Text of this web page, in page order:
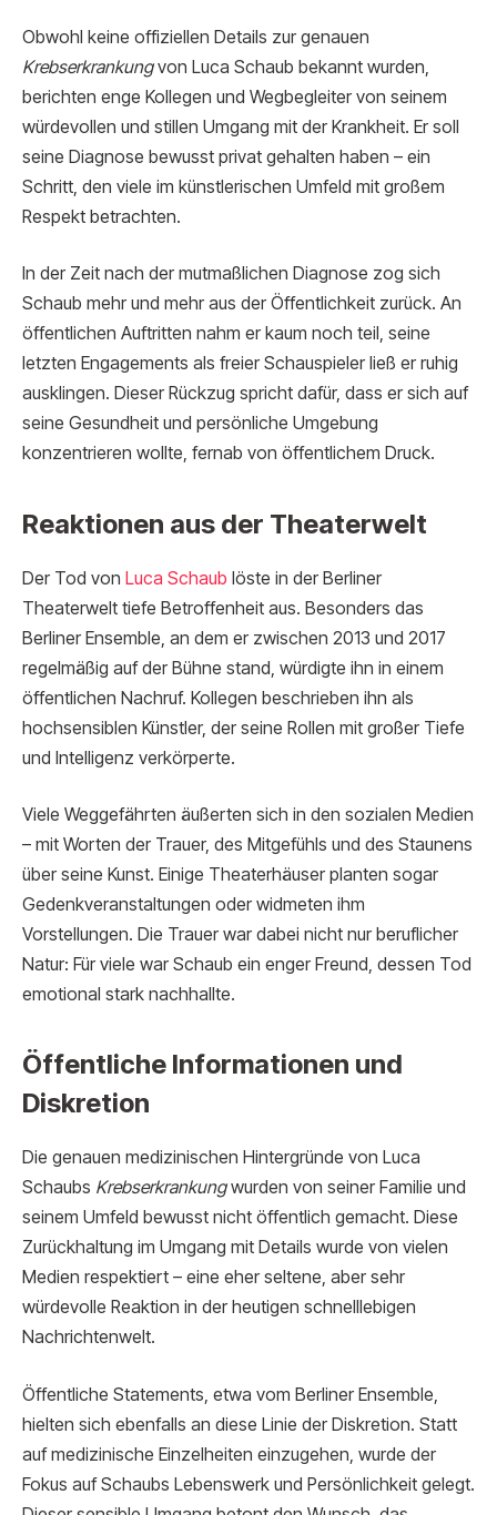
Obwohl keine offiziellen Details zur genauen
Krebserkrankungvon Luca Schaub bekannt wurden,
berichten enge Kollegen und Wegbegleiter von seinem
würdevollen und stillen Umgang mit der Krankheit. Er soll
seine Diagnose bewusst privat gehalten haben – ein
Schritt, den viele im künstlerischen Umfeld mit großem
Respekt betrachten.
In der Zeit nach der mutmaßlichen Diagnose zog sich
Schaub mehr und mehr aus der Öffentlichkeit zurück. An
öffentlichen Auftritten nahm er kaum noch teil, seine
letzten Engagements als freier Schauspieler ließ er ruhig
ausklingen. Dieser Rückzug spricht dafür, dass er sich auf
seine Gesundheit und persönliche Umgebung
konzentrieren wollte, fernab von öffentlichem Druck.
Reaktionen aus der Theaterwelt
Der Tod von Luca Schaub löste in der Berliner
Theaterwelt tiefe Betroffenheit aus. Besonders das
Berliner Ensemble, an dem er zwischen 2013 und 2017
regelmäßig auf der Bühne stand, würdigte ihn in einem
öffentlichen Nachruf. Kollegen beschrieben ihn als
hochsensiblen Künstler, der seine Rollen mit großer Tiefe
und Intelligenz verkörperte.
Viele Weggefährten äußerten sich in den sozialen Medien
– mit Worten der Trauer, des Mitgefühls und des Staunens
über seine Kunst. Einige Theaterhäuser planten sogar
Gedenkveranstaltungen oder widmeten ihm
Vorstellungen. Die Trauer war dabei nicht nur beruflicher
Natur: Für viele war Schaub ein enger Freund, dessen Tod
emotional stark nachhallte.
Öffentliche Informationen und
Diskretion
Die genauen medizinischen Hintergründe von Luca
Schaubs Krebserkrankungwurden von seiner Familie und
seinem Umfeld bewusst nicht öffentlich gemacht. Diese
Zurückhaltung im Umgang mit Details wurde von vielen
Medien respektiert – eine eher seltene, aber sehr
würdevolle Reaktion in der heutigen schnelllebigen
Nachrichtenwelt.
Öffentliche Statements, etwa vom Berliner Ensemble,
hielten sich ebenfalls an diese Linie der Diskretion. Statt
auf medizinische Einzelheiten einzugehen, wurde der
Fokus auf Schaubs Lebenswerk und Persönlichkeit gelegt.